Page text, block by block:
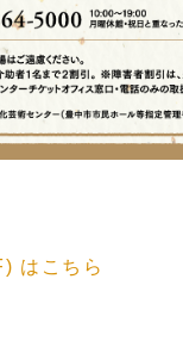
はこちら